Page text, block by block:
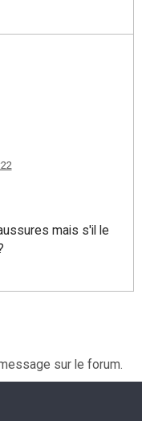
mais s'il le
sur le forum.